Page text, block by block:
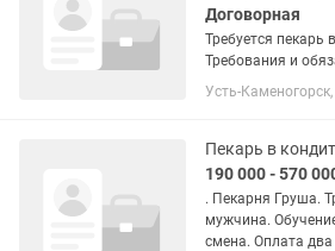
Договорная
Требуется пекарь
Требования и
кондитерскую-
требуется пекарь. Умение работать с
проведем. Ищем
Усть-
Пекарь в
190 000 - 570
. Пекарня Груша. Требуется сотрудник -
мужчина. Обучение. Оплата
смена. Оплата